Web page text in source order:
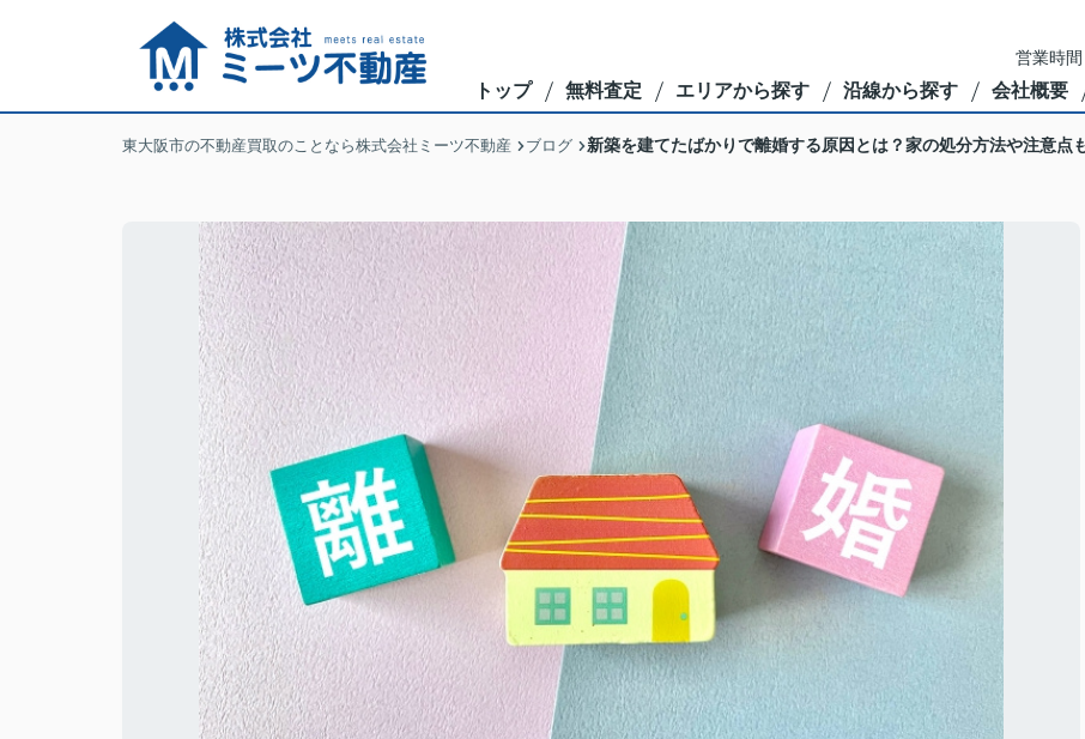
営業時
トップ 無料査定 エリアから探す 沿線から探す 会社概要
東大阪市の不動産買取のことなら株式会社ミーツ不動産 ブログ 新築を建てたばかりで離婚する原因とは？家の処分方法や注意点